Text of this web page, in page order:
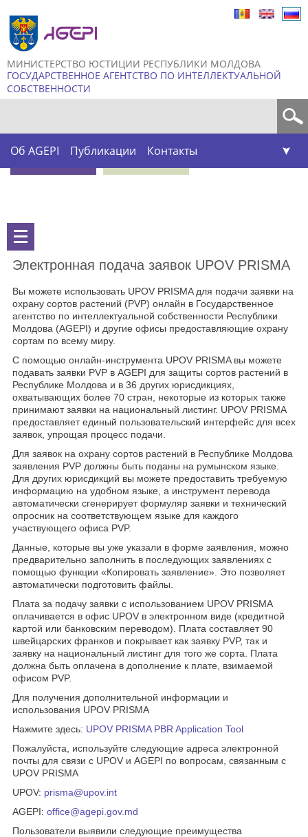
МИНИСТЕРСТВО ЮСТИЦИИ РЕСПУБЛИКИ МОЛДОВА
ГОСУДАРСТВЕННОЕ АГЕНТСТВО ПО ИНТЕЛЛЕКТУАЛЬНОЙ
СОБСТВЕННОСТИ
Об AGEPI Публикации Контакты
Электронная подача заявок UPOV PRISMA
Вы можете использовать UPOV PRISMA для подачи заявки на
охрану сортов растений (PVP) онлайн в Государственное
агентство по интеллектуальной собственности Республики
Молдова (AGEPI) и другие офисы предоставляющие охрану
сортам по всему миру.
С помощью онлайн-инструмента UPOV PRISMA вы можете
подавать заявки PVP в AGEPI для защиты сортов растений в
Республике Молдова и в 36 других юрисдикциях,
охватывающих более 70 стран, некоторые из которых также
принимают заявки на национальный листинг. UPOV PRISMA
предоставляет единый пользовательский интерфейс для всех
заявок, упрощая процесс подачи.
Для заявок на охрану сортов растений в Республике Молдова
заявления PVP должны быть поданы на румынском языке.
Для других юрисдикций вы можете предоставить требуемую
информацию на удобном языке, а инструмент перевода
автоматически сгенерирует формуляр заявки и технический
опросник на соответствующем языке для каждого
участвующего офиса PVP.
Данные, которые вы уже указали в форме заявления, можно
предварительно заполнить в последующих заявлениях с
помощью функции «Копировать заявление». Это позволяет
автоматически подготовить файлы.
Плата за подачу заявки с использованием UPOV PRISMA
оплачивается в офис UPOV в электронном виде (кредитной
картой или банковским переводом). Плата составляет 90
швейцарских франков и покрывает как заявку PVP, так и
заявку на национальный листинг для того же сорта. Плата
должна быть оплачена в дополнение к плате, взимаемой
офисом PVP.
Для получения дополнительной информации и
использования UPOV PRISMA
Нажмите здесь: UPOV PRISMA PBR Application Tool
Пожалуйста, используйте следующие адреса электронной
почты для связи с UPOV и AGEPI по вопросам, связанным с
UPOV PRISMA
UPOV: prisma@upov.int
AGEPI: office@agepi.gov.md
Пользователи выявили следующие преимущества